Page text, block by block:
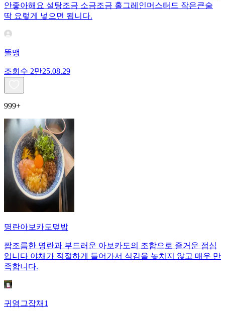
안좋아해요 설탕조금 소금조금 홀그레인머스터드 작은큰술
딱 요렇게 넣으면 됩니다.
똘맹
조회수 2만25.08.29
999+
명란아보카도덮밥
짭조름한 명란과 부드러운 아보카도의 조합으로 즐거운 점심
입니다 야채가 적절하게 들어가서 식감을 놓치지 않고 매우 만
족합니다.
귀염그잡채1